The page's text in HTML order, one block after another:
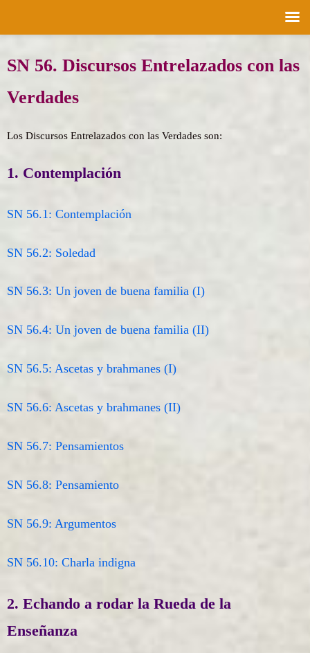
SN 56. Discursos Entrelazados con las
Verdades
Los Discursos Entrelazados con las Verdades son:
1. Contemplación
SN 56.1: Contemplación
SN 56.2: Soledad
SN 56.3: Un joven de buena familia (I)
SN 56.4: Un joven de buena familia (II)
SN 56.5: Ascetas y brahmanes (I)
SN 56.6: Ascetas y brahmanes (II)
SN 56.7: Pensamientos
SN 56.8: Pensamiento
SN 56.9: Argumentos
SN 56.10: Charla indigna
2. Echando a rodar la Rueda de la
Enseñanza